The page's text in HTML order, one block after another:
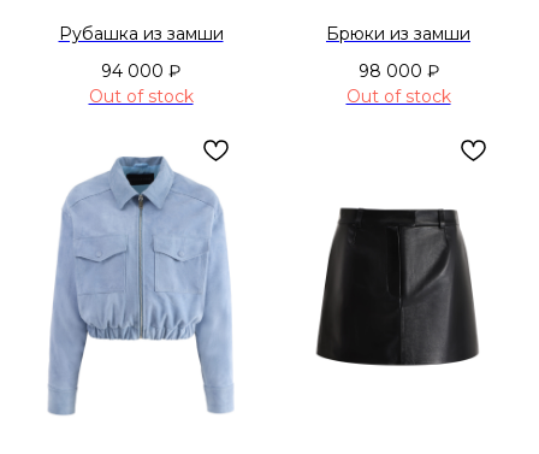
Рубашка из замши
94 000 ₽
Out of stock
Брюки из замши
98 000 ₽
Out of stock